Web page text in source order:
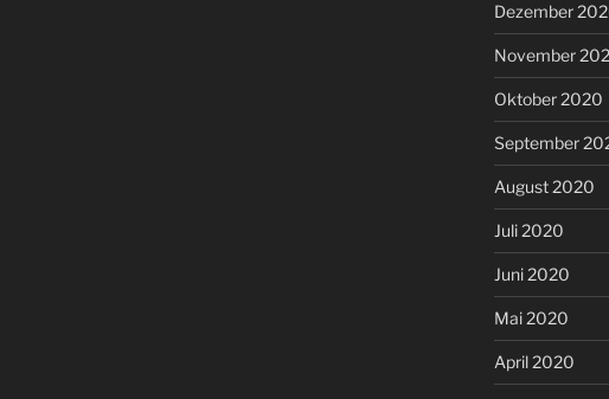
Dezember
November
Oktober 2020
September
August 2020
Juli 2020
Juni 2020
Mai 2020
April 2020